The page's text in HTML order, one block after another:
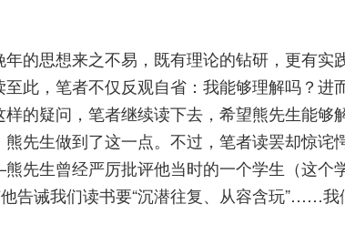
的思想来之不易，既有理论的钻研，更有实
此，笔者不仅反观自省：我能够理解吗？进
样的疑问，笔者继续读下去，希望熊先生能
熊先生做到了这一点。不过，笔者读罢却惊
先生曾经严厉批评他当时的一个学生（这个
他告诫我们读书要“沉潜往复、从容含玩”……